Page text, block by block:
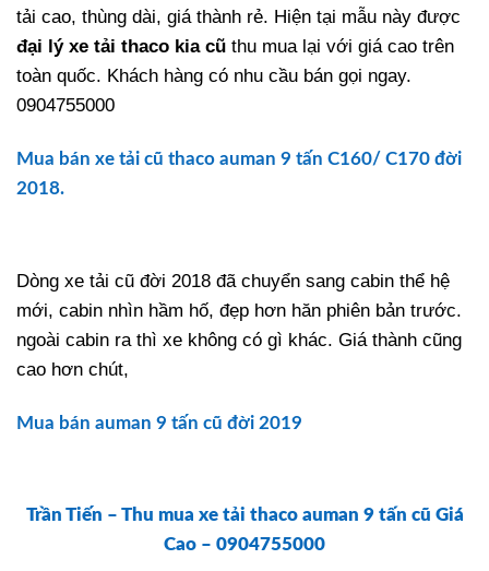
tải cao, thùng dài, giá thành rẻ. Hiện tại mẫu này được
đại lý xe tải thaco kia cũ thu mua lại với giá cao trên
toàn quốc. Khách hàng có nhu cầu bán gọi ngay.
0904755000
Mua bán xe tải cũ thaco auman 9 tấn C160/ C170 đời
2018.
Dòng xe tải cũ đời 2018 đã chuyển sang cabin thể hệ
mới, cabin nhìn hầm hố, đẹp hơn hăn phiên bản trước.
ngoài cabin ra thì xe không có gì khác. Giá thành cũng
cao hơn chút,
Mua bán auman 9 tấn cũ đời 2019
Trần Tiến – Thu mua xe tải thaco auman 9 tấn cũ Giá
Cao – 0904755000